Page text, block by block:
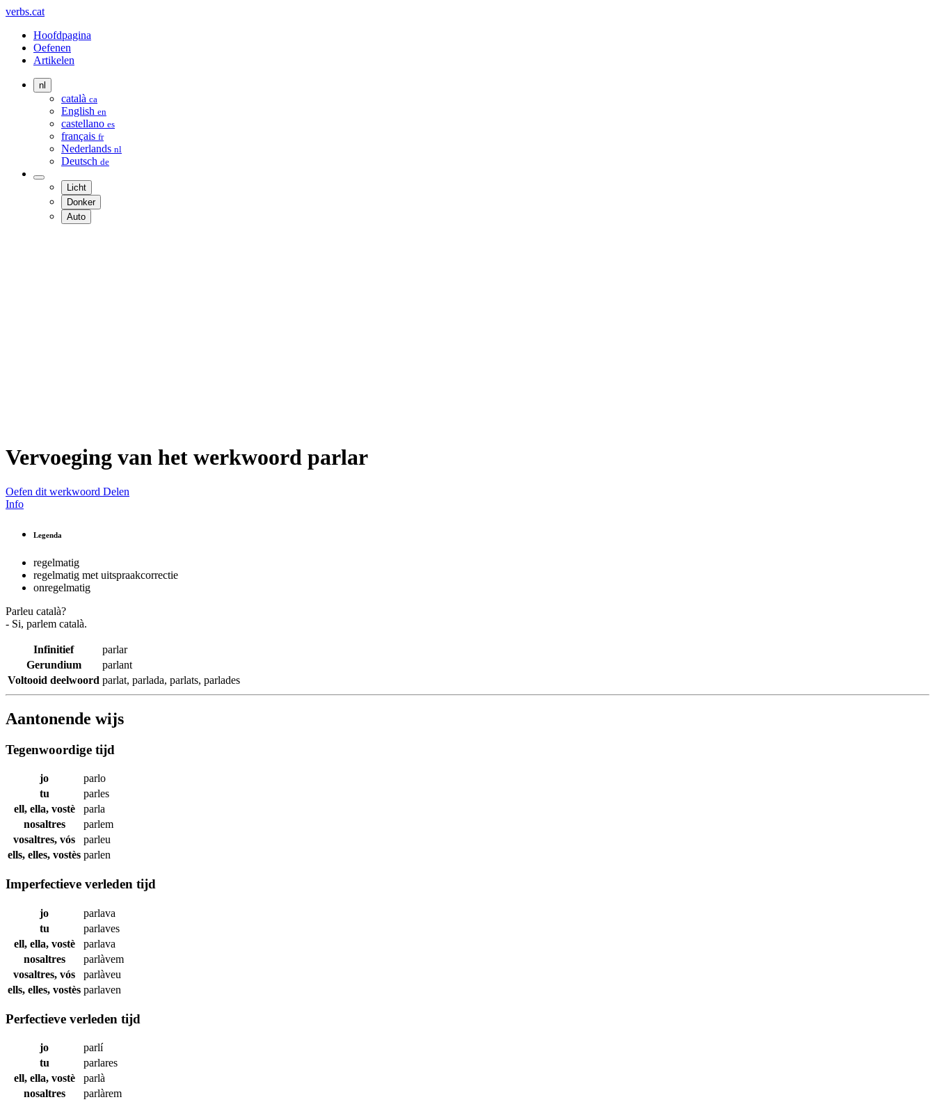
verbs.cat
Hoofdpagina
Oefenen
Artikelen
nl
català ca
English en
castellano es
français fr
Nederlands nl
Deutsch de
Licht
Donker
Auto
Vervoeging van het werkwoord parlar
Oefen dit werkwoord Delen
Info
Legenda
regelmatig
regelmatig met uitspraakcorrectie
onregelmatig
Parleu català?
- Si, parlem català.
Infinitief
parlar
Gerundium
parlant
Voltooid deelwoord parlat, parlada, parlats, parlades
Aantonende wijs
Tegenwoordige tijd
jo
parlo
tu
parles
ell, ella, vostè
parla
nosaltres
parlem
vosaltres, vós
parleu
ells, elles, vostès parlen
Imperfectieve verleden tijd
jo
parlava
tu
parlaves
ell, ella, vostè
parlava
nosaltres
parlàvem
vosaltres, vós
parlàveu
ells, elles, vostès parlaven
Perfectieve verleden tijd
jo
parlí
tu
parlares
ell, ella, vostè
parlà
nosaltres
parlàrem